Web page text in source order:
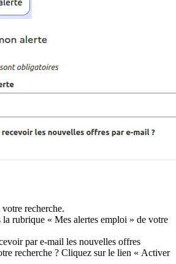
recherche.
la rubrique « Mes alertes emploi » de votre
par e-mail les nouvelles offres
recherche ? Cliquez sur le lien « Activer